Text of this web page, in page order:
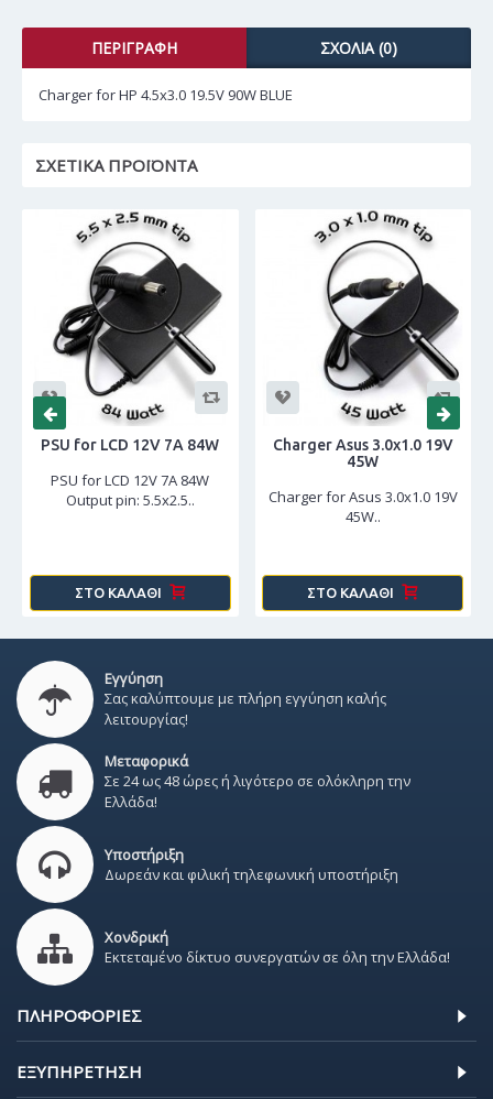
ΠΕΡΙΓΡΑΦΉ ΣΧΌΛΙΑ (0)
Charger for HP 4.5x3.0 19.5V 90W BLUE
ΣΧΕΤΙΚΆ ΠΡΟΪΌΝΤΑ
PSU for LCD 12V 7A 84W
PSU for LCD 12V 7A 84W
Output pin: 5.5x2.5..
ΣΤΟ ΚΑΛΆΘΙ
Charger Asus 3.0x1.0 19V
45W
Charger for Asus 3.0x1.0 19V
45W..
ΣΤΟ ΚΑΛΆΘΙ
Εγγύηση
Σας καλύπτουμε με πλήρη εγγύηση καλής
λειτουργίας!
Μεταφορικά
Σε 24 ως 48 ώρες ή λιγότερο σε ολόκληρη την
Ελλάδα!
Υποστήριξη
Δωρεάν και φιλική τηλεφωνική υποστήριξη
Χονδρική
Εκτεταμένο δίκτυο συνεργατών σε όλη την Ελλάδα!
ΠΛΗΡΟΦΟΡΊΕΣ
ΕΞΥΠΗΡΈΤΗΣΗ